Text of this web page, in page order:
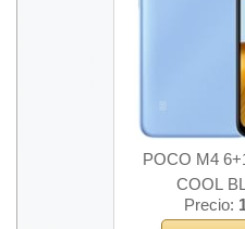
POCO M4
COOL
Precio: